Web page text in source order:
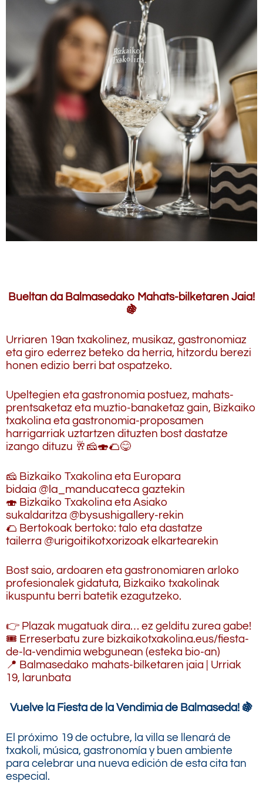
Bueltan da Balmasedako Mahats-bilketaren Jaia!
🍇
Urriaren 19an txakolinez, musikaz, gastronomiaz
eta giro ederrez beteko da herria, hitzordu berezi
honen edizio berri bat ospatzeko.
Upeltegien eta gastronomia postuez, mahats-
prentsaketaz eta muztio-banaketaz gain, Bizkaiko
txakolina eta gastronomia-proposamen
harrigarriak uztartzen dituzten bost dastatze
izango dituzu 🥂🧀🍣🌮😋
🧀 Bizkaiko Txakolina eta Europara
bidaia @la_manducateca gaztekin
🍣 Bizkaiko Txakolina eta Asiako
sukaldaritza @bysushigallery-rekin
🌮 Bertokoak bertoko: talo eta dastatze
tailerra @urigoitikotxorizoak elkartearekin
Bost saio, ardoaren eta gastronomiaren arloko
profesionalek gidatuta, Bizkaiko txakolinak
ikuspuntu berri batetik ezagutzeko.
👉 Plazak mugatuak dira… ez gelditu zurea gabe!
🎟️ Erreserbatu zure bizkaikotxakolina.eus/fiesta-
de-la-vendimia webgunean (esteka bio-an)
📍 Balmasedako mahats-bilketaren jaia | Urriak
19, larunbata
Vuelve la Fiesta de la Vendimia de Balmaseda! 🍇
El próximo 19 de octubre, la villa se llenará de
txakoli, música, gastronomía y buen ambiente
para celebrar una nueva edición de esta cita tan
especial.